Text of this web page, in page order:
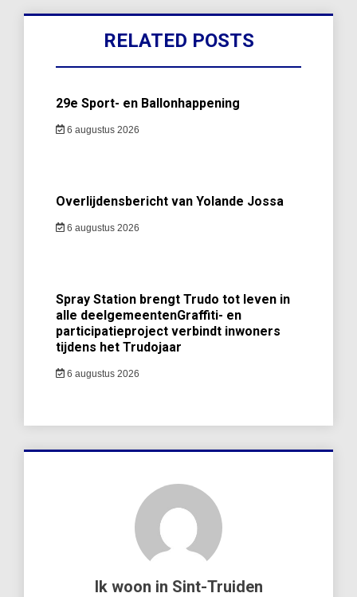
RELATED POSTS
29e Sport- en Ballonhappening
6 augustus 2026
Overlijdensbericht van Yolande Jossa
6 augustus 2026
Spray Station brengt Trudo tot leven in
alle deelgemeentenGraffiti- en
participatieproject verbindt inwoners
tijdens het Trudojaar
6 augustus 2026
Ik woon in Sint-Truiden